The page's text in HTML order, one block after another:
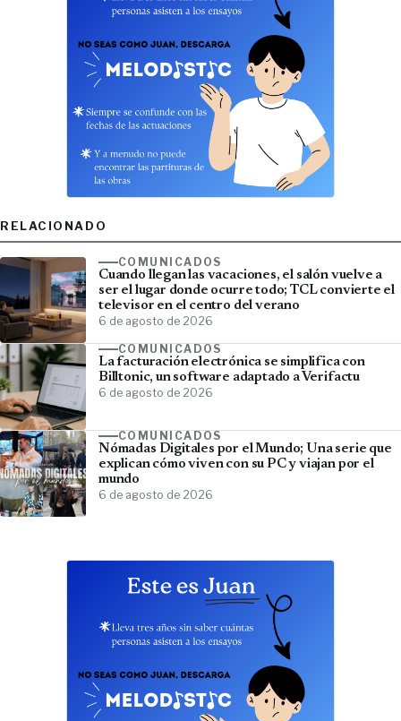
RELACIONADO
COMUNICADOS
Cuando llegan las vacaciones, el salón vuelve a
ser el lugar donde ocurre todo; TCL convierte el
televisor en el centro del verano
6 de agosto de 2026
COMUNICADOS
La facturación electrónica se simplifica con
Billtonic, un software adaptado a Verifactu
6 de agosto de 2026
COMUNICADOS
Nómadas Digitales por el Mundo; Una serie que
explican cómo viven con su PC y viajan por el
mundo
6 de agosto de 2026